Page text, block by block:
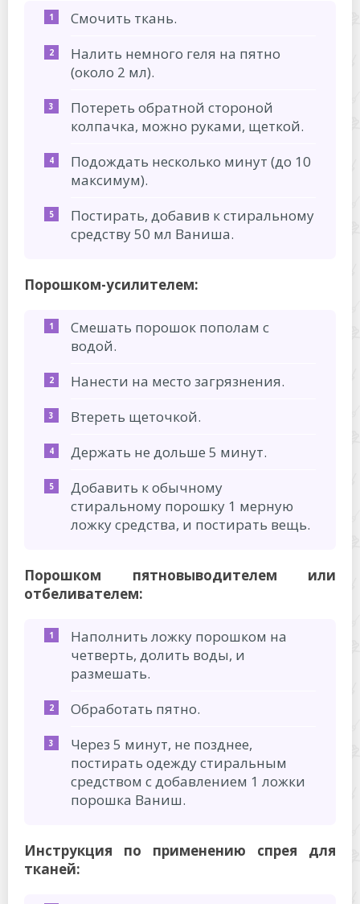
Смочить ткань.
Налить немного геля на пятно
(около 2 мл).
Потереть обратной стороной
колпачка, можно руками, щеткой.
Подождать несколько минут (до 10
максимум).
Постирать, добавив к стиральному
средству 50 мл Ваниша.
Порошком-усилителем:
Смешать порошок пополам с
водой.
Нанести на место загрязнения.
Втереть щеточкой.
Держать не дольше 5 минут.
Добавить к обычному
стиральному порошку 1 мерную
ложку средства, и постирать вещь.
Порошком пятновыводителем или
отбеливателем:
Наполнить ложку порошком на
четверть, долить воды, и
размешать.
Обработать пятно.
Через 5 минут, не позднее,
постирать одежду стиральным
средством с добавлением 1 ложки
порошка Ваниш.
Инструкция по применению спрея для
тканей: